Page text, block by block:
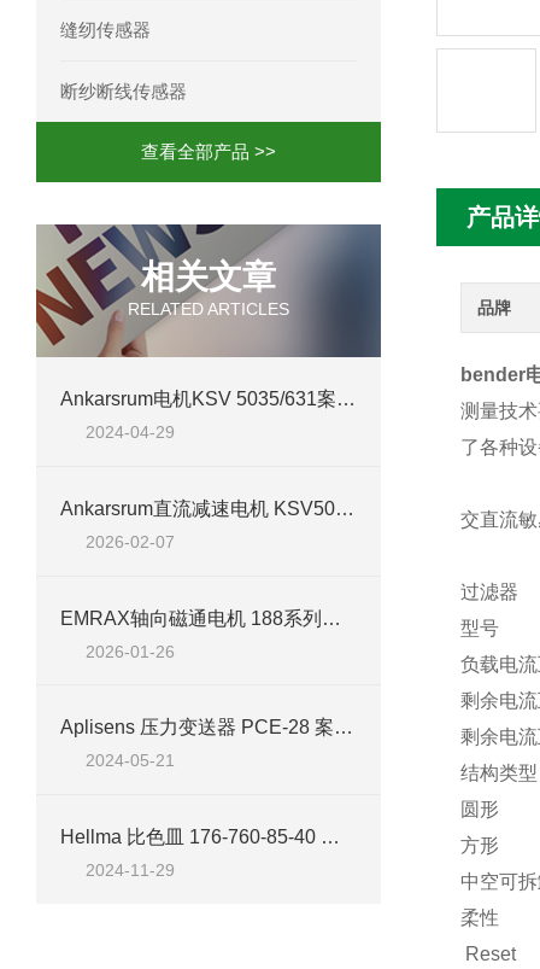
AC-motoren交流电机FCA 132S-4/
AC-motoren交流电机ACM 160M-4参
AC-MOTOREN电机FCPA 80B-6参数
AC-MOTOREN电机FCPA 71B-2参数
缝纫传感器
断纱断线传感器
查看全部产品 >>
相关文章
RELATED ARTICLES
Ankarsrum电机KSV 5035/631案例分析
2024-04-29
Ankarsrum直流减速电机 KSV5035/855技术应用汇总
2026-02-07
EMRAX轴向磁通电机 188系列技术应用及产品参数
2026-01-26
Aplisens 压力变送器 PCE-28 案例分析
2024-05-21
Hellma 比色皿 176-760-85-40 特点
2024-11-29
产品
品牌
bender
测量技
了各种
交直流
过滤器
型号
负载电
剩余电
剩余电
结构类型
圆形
方形
中空可
柔性
Reset